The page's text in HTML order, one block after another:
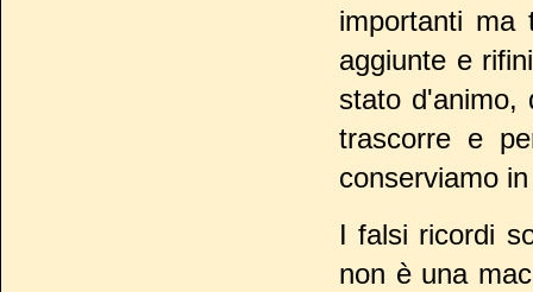
importanti ma
aggiunte e
stato d'animo,
trascorre e
conserviamo
I falsi ricordi
non è una